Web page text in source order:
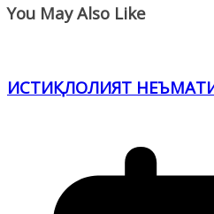
You May Also Like
ИСТИҚЛОЛИЯТ